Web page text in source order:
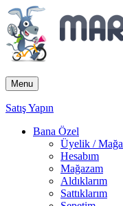
Menu
Satış Yapın
Bana Özel
Üyelik /
Hesabım
Mağazam
Aldıklarım
Sattıklarım